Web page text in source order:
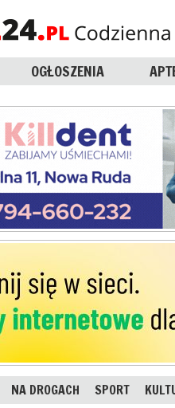
OGŁOSZENIA
NA DROGACH SPORT